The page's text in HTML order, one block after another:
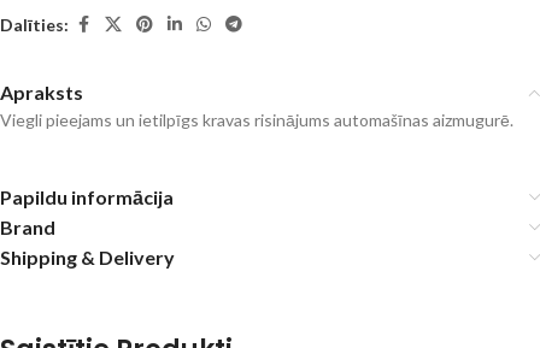
Dalīties:
Apraksts
Viegli pieejams un ietilpīgs kravas risinājums automašīnas aizmugurē.
Papildu informācija
Brand
Shipping & Delivery